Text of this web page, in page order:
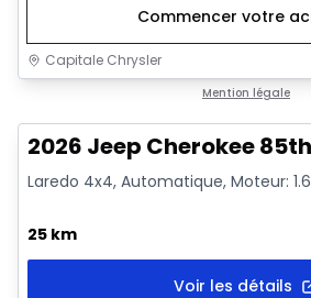
Commencer votre
Capitale Chrysler
Mention légale
2026 Jeep Cherokee
Laredo 4x4, Automatique, Moteur:
25 km
Voir les détails